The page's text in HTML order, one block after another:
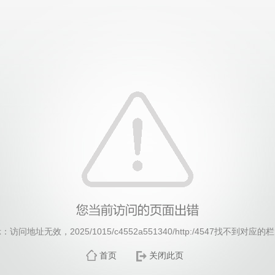
访问地址无效，2025/1015/c4552a551340/http:/4547找不到对应的
首页 关闭此页